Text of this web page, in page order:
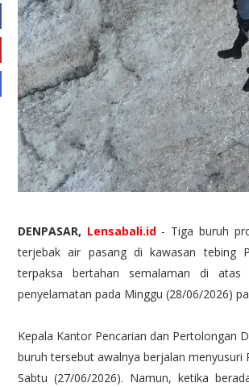
DENPASAR, Lensabali.id- Tiga buruh
terjebak air pasang di kawasan tebing
terpaksa bertahan semalaman di
penyelamatan pada Minggu (28/06/2026)
Kepala Kantor Pencarian dan Pertolongan
buruh tersebut awalnya berjalan menyusuri
Sabtu (27/06/2026). Namun, ketika